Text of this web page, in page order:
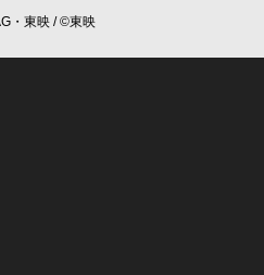
・東映 / ©東映